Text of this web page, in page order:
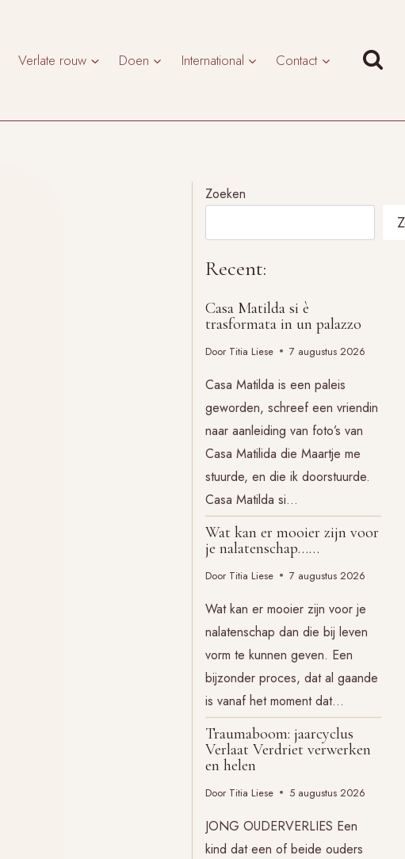
Verlate rouw Doen International Contact
Zoeken
Recent:
Casa Matilda si è
trasformata in un palazzo
Door Titia Liese 7 augustus 2026
Casa Matilda is een paleis
geworden, schreef een vriendin
naar aanleiding van foto’s van
Casa Matilida die Maartje me
stuurde, en die ik doorstuurde.
Casa Matilda si…
Wat kan er mooier zijn voor
je nalatenschap……
Door Titia Liese 7 augustus 2026
Wat kan er mooier zijn voor je
nalatenschap dan die bij leven
vorm te kunnen geven. Een
bijzonder proces, dat al gaande
is vanaf het moment dat…
Traumaboom: jaarcyclus
Verlaat Verdriet verwerken
en helen
Door Titia Liese 5 augustus 2026
JONG OUDERVERLIES Een
kind dat een of beide ouders